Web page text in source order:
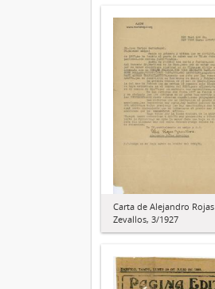
Carta de Alejandro Rojas
Zevallos, 3/1927